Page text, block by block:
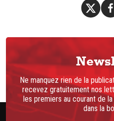
Ne manquez rien de la
recevez gratuitement nos
les premiers au courant de
dans la